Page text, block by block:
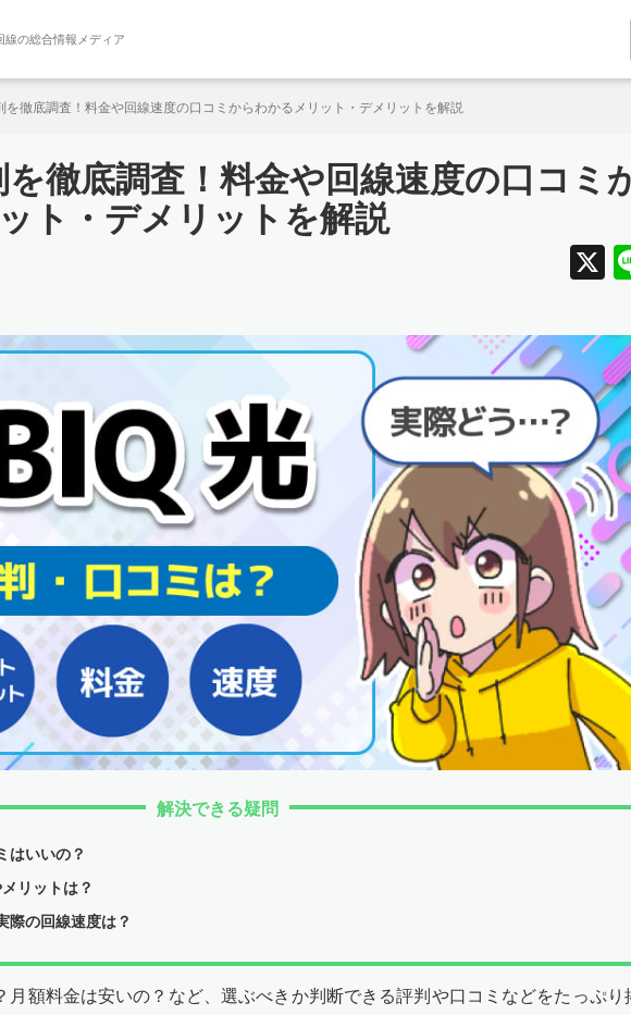
線の総合情報メディア
を徹底調査！料金や回線速度の口コミからわかるメリット・デメリットを解説
徹底調査！料金や回線速度の口コミ
ト・デメリットを解説
X
解決できる疑問
はいいの？
リットは？
際の回線速度は？
月額料金は安いの？など、選ぶべきか判断できる評判や口コミなどをたっぷり